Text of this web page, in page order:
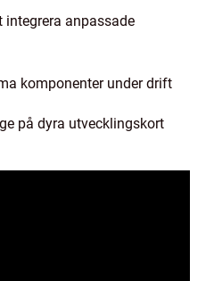
anpassade
komponenter under drift
på dyra utvecklingskort